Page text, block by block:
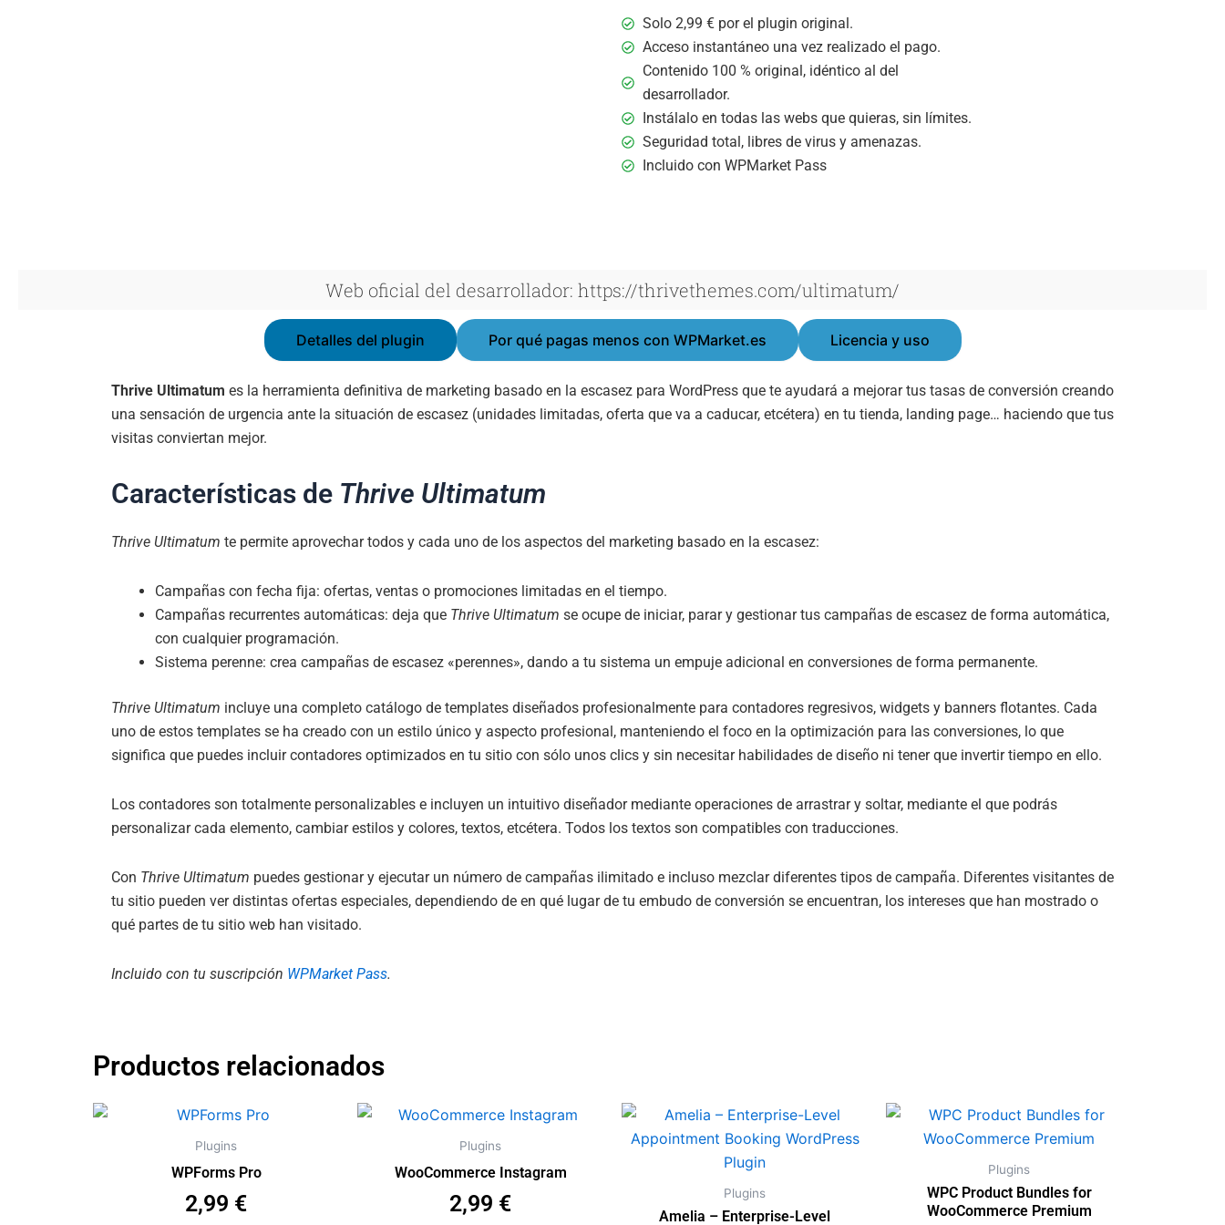
Solo 2,99 €por el plugin original.
Acceso instantáneo una vez realizado el pago.
Contenido 100 % original, idéntico al del
desarrollador.
Instálalo en todas las webs que quieras, sin límites.
Seguridad total, libres de virus y amenazas.
Incluido con WPMarket Pass
Web oficial del desarrollador: https://thrivethemes.com/ultimatum/
Detalles del plugin Por qué pagas menos con WPMarket.es Licencia y uso
Thrive Ultimatum es la herramienta definitiva de marketing basado en la escasez para WordPress que te ayudará a mejorar tus tasas de conversión creando
una sensación de urgencia ante la situación de escasez (unidades limitadas, oferta que va a caducar, etcétera) en tu tienda, landing page… haciendo que tus
visitas conviertan mejor.
Características de Thrive Ultimatum
Thrive Ultimatum te permite aprovechar todos y cada uno de los aspectos del marketing basado en la escasez:
Campañas con fecha fija: ofertas, ventas o promociones limitadas en el tiempo.
Campañas recurrentes automáticas: deja que Thrive Ultimatum se ocupe de iniciar, parar y gestionar tus campañas de escasez de forma automática,
con cualquier programación.
Sistema perenne: crea campañas de escasez «perennes», dando a tu sistema un empuje adicional en conversiones de forma permanente.
Thrive Ultimatum incluye una completo catálogo de templates diseñados profesionalmente para contadores regresivos, widgets y banners flotantes. Cada
uno de estos templates se ha creado con un estilo único y aspecto profesional, manteniendo el foco en la optimización para las conversiones, lo que
significa que puedes incluir contadores optimizados en tu sitio con sólo unos clics y sin necesitar habilidades de diseño ni tener que invertir tiempo en ello.
Los contadores son totalmente personalizables e incluyen un intuitivo diseñador mediante operaciones de arrastrar y soltar, mediante el que podrás
personalizar cada elemento, cambiar estilos y colores, textos, etcétera. Todos los textos son compatibles con traducciones.
Con Thrive Ultimatum puedes gestionar y ejecutar un número de campañas ilimitado e incluso mezclar diferentes tipos de campaña. Diferentes visitantes de
tu sitio pueden ver distintas ofertas especiales, dependiendo de en qué lugar de tu embudo de conversión se encuentran, los intereses que han mostrado o
qué partes de tu sitio web han visitado.
Incluido con tu suscripción WPMarket Pass.
Productos relacionados
Plugins
WPForms Pro
2,99 €
Plugins
WooCommerce Instagram
2,99 € Plugins
Amelia – Enterprise-Level
Plugins
WPC Product Bundles for
WooCommerce Premium